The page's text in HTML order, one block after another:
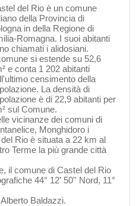
del Rio è un comune
della Provincia di
in della Regione di
Romagna. I suoi abitanti
chiamati i alidosiani.
si estende su 52,6
e conta 1 202 abitanti
censimento della
La densità di
è di 22,9 abitanti per
sul Comune.
vicinanze dei comuni di
, Monghidoro i
Rio è situata a 22 km al
Terme la più grande città
il comune di Castel del Rio
44° 12' 50'' Nord, 11°
Baldazzi.